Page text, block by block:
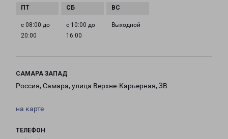
с 08:00 до
20:00
с 10:00 до
16:00
Выходной
САМАРА ЗАПАД
Россия, Самара, улица Верхне-Карьерная, 3В
на карте
ТЕЛЕФОН